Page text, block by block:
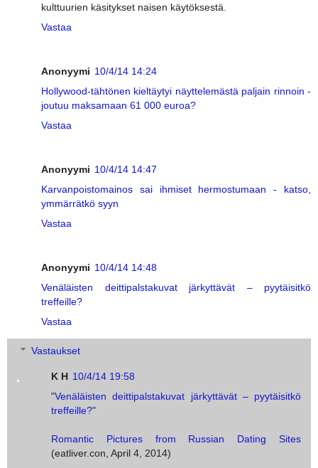
kulttuurien käsitykset naisen käytöksestä.
Vastaa
Anonyymi 10/4/14 14:24
Hollywood-tähtönen kieltäytyi näyttelemästä paljain rinnoin -
joutuu maksamaan 61 000 euroa?
Vastaa
Anonyymi 10/4/14 14:47
Karvanpoistomainos sai ihmiset hermostumaan - katso,
ymmärrätkö syyn
Vastaa
Anonyymi 10/4/14 14:48
Venäläisten deittipalstakuvat järkyttävät – pyytäisitkö
treffeille?
Vastaa
Vastaukset
K H 10/4/14 19:58
"Venäläisten deittipalstakuvat järkyttävät – pyytäisitkö
treffeille?"
Romantic Pictures from Russian Dating Sites
(eatliver.con, April 4, 2014)